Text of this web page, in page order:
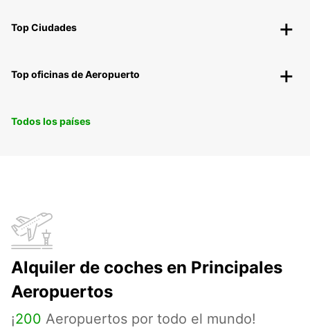
Top Ciudades
Top oficinas de Aeropuerto
Todos los países
Alquiler de coches en Principales
Aeropuertos
¡200 Aeropuertos por todo el mundo!